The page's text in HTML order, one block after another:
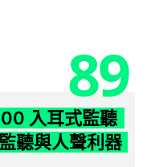
89
入耳式監聽
聽與人聲利器